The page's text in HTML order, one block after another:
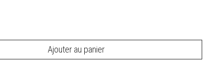
Ajouter au panier